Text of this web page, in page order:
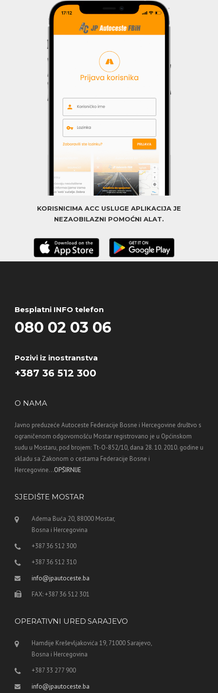
KORISNICIMA ACC USLUGE APLIKACIJA JE
NEZAOBILAZNI POMOĆNI ALAT.
Besplatni INFO telefon
080 02 03 06
Pozivi iz inostranstva
+387 36 512 300
O NAMA
Javno preduzeće Autoceste Federacije Bosne i Hercegovine društvo s
ograničenom odgovornošću Mostar registrovano je u Općinskom
sudu u Mostaru, pod brojem: Tt-O-852/10, dana 28. 10. 2010. godine u
skladu sa Zakonom o cestama Federacije Bosne i
Hercegovine...OPŠIRNIJE
SJEDIŠTE MOSTAR
Adema Buća 20, 88000 Mostar,
Bosna i Hercegovina
+387 36 512 300
+387 36 512 310
info@jpautoceste.ba
FAX: +387 36 512 301
OPERATIVNI URED SARAJEVO
Hamdije Kreševljakovića 19, 71000 Sarajevo,
Bosna i Hercegovina
+387 33 277 900
info@jpautoceste.ba